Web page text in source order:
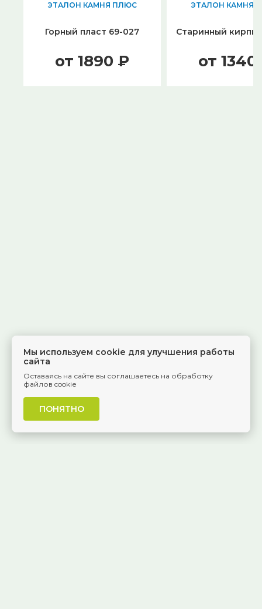
ЭТАЛОН КАМНЯ ПЛЮС
Горный пласт 69-027
от 1890 ₽
ЭТАЛОН КАМНЯ
Старинный
от
Мы используем cookie для улучшения работы
сайта
Оставаясь на сайте вы соглашаетесь на обработку
файлов cookie
ПОНЯТНО